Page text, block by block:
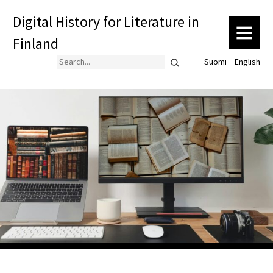
Digital History for Literature in
Finland
MENU
Search Suomi English